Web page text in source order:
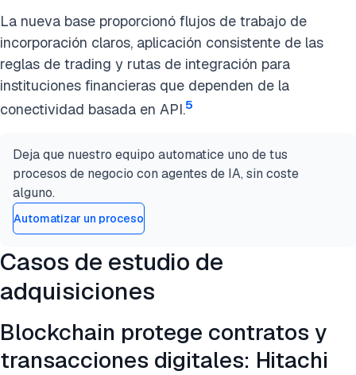
La nueva base proporcionó flujos de trabajo de
incorporación claros, aplicación consistente de las
reglas de trading y rutas de integración para
instituciones financieras que dependen de la
conectividad basada en API.5
Deja que nuestro equipo automatice uno de tus
procesos de negocio con agentes de IA, sin coste
alguno.
Automatizar un proceso
Casos de estudio de
adquisiciones
Blockchain protege contratos y
transacciones digitales: Hitachi